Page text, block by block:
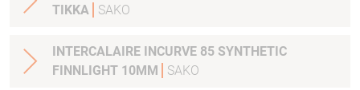
TIKKA
SAKO
INTERCALAIRE INCURVE 85 SYNTHETIC
FINNLIGHT 10MM
SAKO